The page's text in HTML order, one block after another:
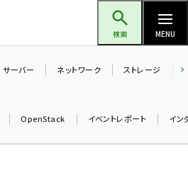
検索 MENU
サーバー ネットワーク ストレージ
OpenStack イベントレポート イン